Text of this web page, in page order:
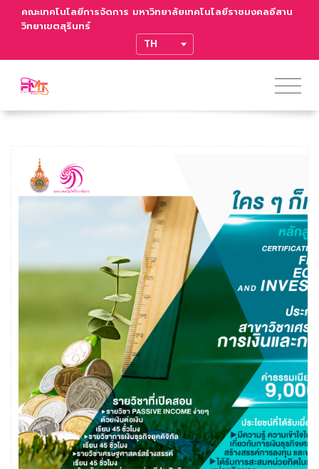
คณะเทคโนโลยีการจัดการ มหาวิทยาลัยเทคโนโลยีราชมงคลอีสาน
วิทยาเขตสุรินทร์
TRANSLATE